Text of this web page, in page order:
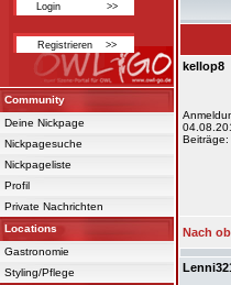
Community
Deine Nickpage
Nickpagesuche
Nickpageliste
Profil
Private Nachrichten
Locations
Gastronomie
Styling/Pflege
kellop8
Beiträge:
Nach